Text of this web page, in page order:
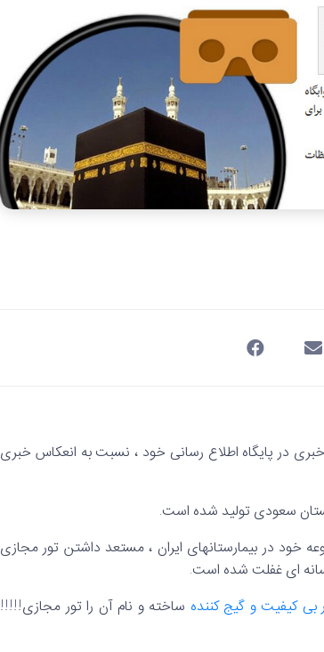
در پایگاه اطلاع رسانی خود ، نسبت به انعکاس خبری
سعودی تولید شده است.
خود در بیمارستانهای ایران ، مستعد داشتن تور مجازی
ای غفلت شده است.
بی کیفیت و گیج کننده ساخته و نام آن را تور مجازی!!!!!